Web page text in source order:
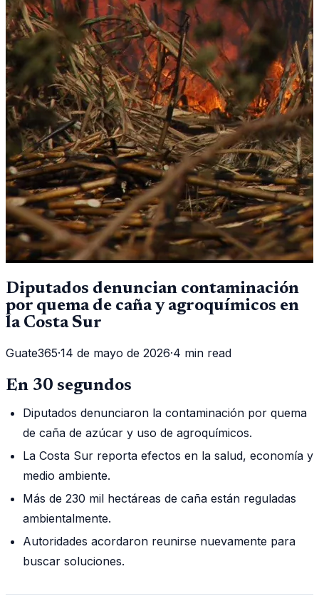
Diputados denuncian contaminación
por quema de caña y agroquímicos en
la Costa Sur
Guate365·14 de mayo de 2026·4 min read
En 30 segundos
Diputados denunciaron la contaminación por quema
de caña de azúcar y uso de agroquímicos.
La Costa Sur reporta efectos en la salud, economía y
medio ambiente.
Más de 230 mil hectáreas de caña están reguladas
ambientalmente.
Autoridades acordaron reunirse nuevamente para
buscar soluciones.